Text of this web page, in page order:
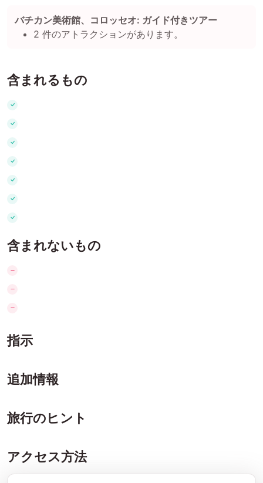
バチカン美術館、コロッセオ: ガイド付きツアー
2 件のアトラクションがあります。
含まれるもの
含まれないもの
指示
追加情報
旅行のヒント
アクセス方法